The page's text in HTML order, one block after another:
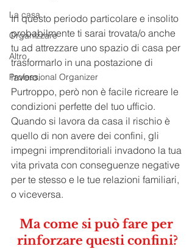
La casa
Organizzare
Altro
Professional Organizer
In questo periodo particolare e insolito
probabilmente ti sarai trovata/o anche
tu ad attrezzare uno spazio di casa per
trasformarlo in una postazione di
lavoro.
Purtroppo, però non è facile ricreare le
condizioni perfette del tuo ufficio.
Quando si lavora da casa il rischio è
quello di non avere dei confini, gli
impegni imprenditoriali invadono la tua
vita privata con conseguenze negative
per te stesso e le tue relazioni familiari,
o viceversa.
Ma come si può fare per
rinforzare questi confini?